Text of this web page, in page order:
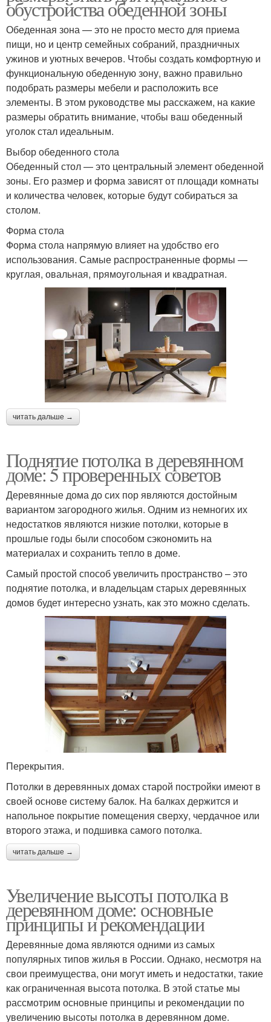
обустройства обеденной зоны
Обеденная зона — это не просто место для приема
пищи, но и центр семейных собраний, праздничных
ужинов и уютных вечеров. Чтобы создать комфортную и
функциональную обеденную зону, важно правильно
подобрать размеры мебели и расположить все
элементы. В этом руководстве мы расскажем, на какие
размеры обратить внимание, чтобы ваш обеденный
уголок стал идеальным.
Выбор обеденного стола
Обеденный стол — это центральный элемент обеденной
зоны. Его размер и форма зависят от площади комнаты
и количества человек, которые будут собираться за
столом.
Форма стола
Форма стола напрямую влияет на удобство его
использования. Самые распространенные формы —
круглая, овальная, прямоугольная и квадратная.
читать дальше →
Поднятие потолка в деревянном
доме: 5 проверенных советов
Деревянные дома до сих пор являются достойным
вариантом загородного жилья. Одним из немногих их
недостатков являются низкие потолки, которые в
прошлые годы были способом сэкономить на
материалах и сохранить тепло в доме.
Самый простой способ увеличить пространство – это
поднятие потолка, и владельцам старых деревянных
домов будет интересно узнать, как это можно сделать.
Перекрытия.
Потолки в деревянных домах старой постройки имеют в
своей основе систему балок. На балках держится и
напольное покрытие помещения сверху, чердачное или
второго этажа, и подшивка самого потолка.
читать дальше →
Увеличение высоты потолка в
деревянном доме: основные
принципы и рекомендации
Деревянные дома являются одними из самых
популярных типов жилья в России. Однако, несмотря на
свои преимущества, они могут иметь и недостатки, такие
как ограниченная высота потолка. В этой статье мы
рассмотрим основные принципы и рекомендации по
увеличению высоты потолка в деревянном доме.